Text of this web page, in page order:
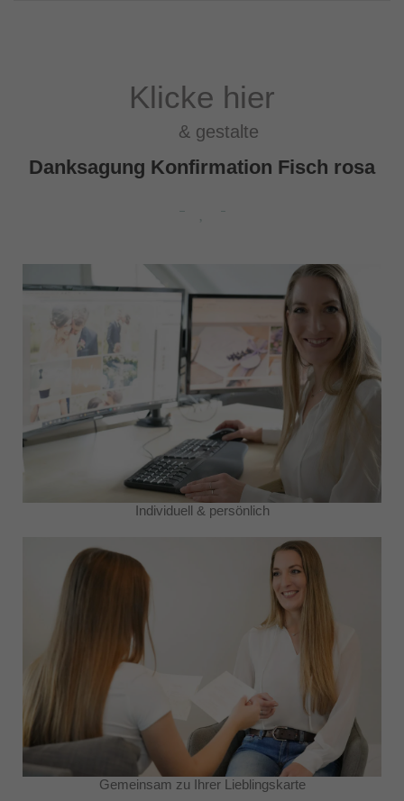
Klicke hier
& gestalte
Danksagung Konfirmation Fisch rosa
Individuell & persönlich
Gemeinsam zu Ihrer Lieblingskarte